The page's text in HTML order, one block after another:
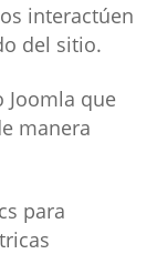
interactúen
del sitio.
Joomla que
manera
para